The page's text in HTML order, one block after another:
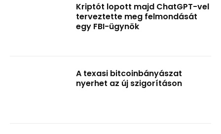
Kriptót lopott majd ChatGPT-vel
terveztette meg felmondását
egy FBI-ügynök
A texasi bitcoinbányászat
nyerhet az új szigorításon